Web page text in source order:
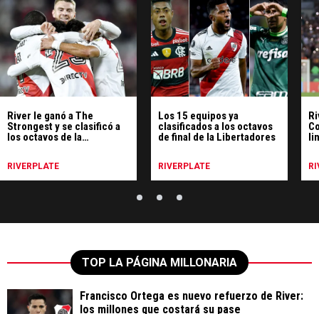
River le ganó a The
Strongest y se clasificó a
los octavos de la
RIVERPLATE
Los 15 equipos ya
clasificados a los octavos
de final de la Libertadores
RIVERPLATE
TOP LA PÁGINA MILLONARIA
Francisco Ortega es nuevo refuerzo de River:
los millones que costará su pase